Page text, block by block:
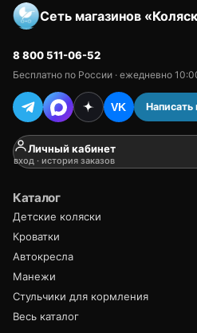
Сеть магазинов
8 800 511-06-52
Бесплатно по России · ежедневно
VK Написать
Личный кабинет
вход · история заказов
Каталог
Детские коляски
Кроватки
Автокресла
Манежи
Стульчики для кормления
Весь каталог